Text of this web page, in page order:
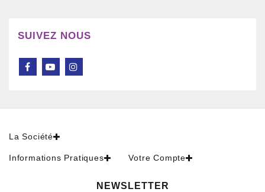
SUIVEZ NOUS
La Société
Informations Pratiques Votre Compte
NEWSLETTER